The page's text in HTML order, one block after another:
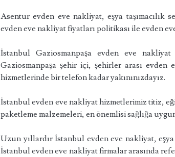
Asentur evden eve nakliyat, eşya taşımacılık
evden eve nakliyat fiyatları politikası ile evden
İstanbul Gaziosmanpaşa evden eve
Gaziosmanpaşa şehir içi, şehirler arası evden
hizmetlerinde bir telefon kadar yakınınızdayız.
İstanbul evden eve nakliyat hizmetlerimiz titiz,
paketleme malzemeleri, en önemlisi sağlığa
Uzun yıllardır İstanbul evden eve nakliyat,
İstanbul evden eve nakliyat firmalar arasında